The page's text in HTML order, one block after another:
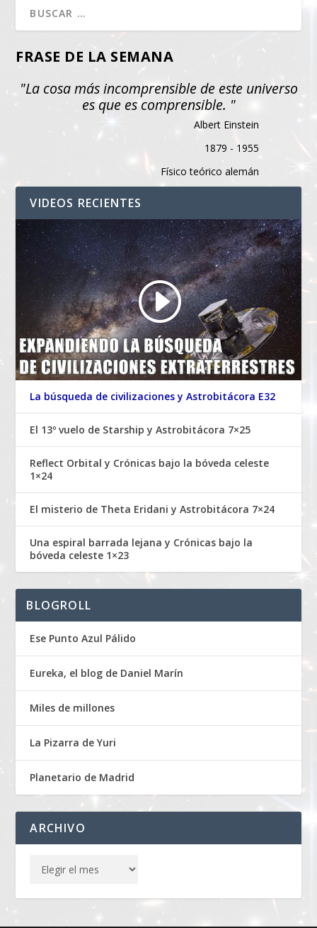
FRASE DE LA SEMANA
"La cosa más incomprensible de este universo
es que es comprensible. "
Albert Einstein
1879 - 1955
Físico teórico alemán
VIDEOS RECIENTES
La búsqueda de civilizaciones y Astrobitácora E32
El 13º vuelo de Starship y Astrobitácora 7×25
Reflect Orbital y Crónicas bajo la bóveda celeste
1×24
El misterio de Theta Eridani y Astrobitácora 7×24
Una espiral barrada lejana y Crónicas bajo la
bóveda celeste 1×23
BLOGROLL
Ese Punto Azul Pálido
Eureka, el blog de Daniel Marín
Miles de millones
La Pizarra de Yuri
Planetario de Madrid
ARCHIVO